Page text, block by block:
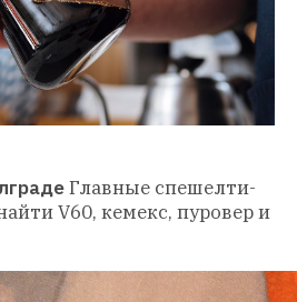
Главные спешелти-
V60, кемекс, пуровер и